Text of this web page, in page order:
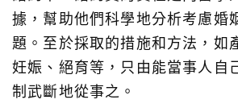
據，幫助他們科學地分析考慮婚
題。至於採取的措施和方法，如
妊娠、絕育等，只由能當事人自
制武斷地從事之。